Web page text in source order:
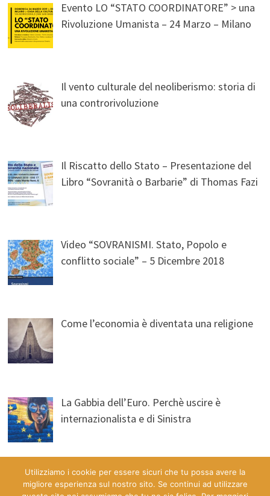
Evento LO “STATO COORDINATORE” > una
Rivoluzione Umanista – 24 Marzo – Milano
Il vento culturale del neoliberismo: storia di
una controrivoluzione
Il Riscatto dello Stato – Presentazione del
Libro “Sovranità o Barbarie” di Thomas Fazi
Video “SOVRANISMI. Stato, Popolo e
conflitto sociale” – 5 Dicembre 2018
Come l’economia è diventata una religione
La Gabbia dell’Euro. Perchè uscire è
internazionalista e di Sinistra
Utilizziamo i cookie per essere sicuri che tu possa avere la
migliore esperienza sul nostro sito. Se continui ad utilizzare